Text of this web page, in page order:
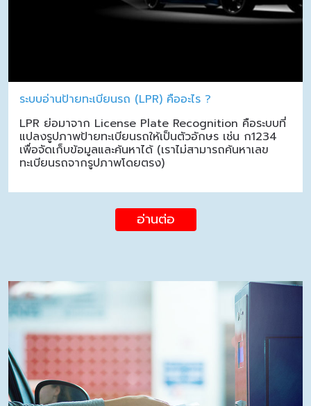
ระบบอ่านป้ายทะเบียนรถ (LPR) คืออะไร ?
LPR ย่อมาจาก License Plate Recognition คือระบบที่
แปลงรูปภาพป้ายทะเบียนรถให้เป็นตัวอักษร เช่น ก1234
เพื่อจัดเก็บข้อมูลและค้นหาได้ (เราไม่สามารถค้นหาเลข
ทะเบียนรถจากรูปภาพโดยตรง)
อ่านต่อ